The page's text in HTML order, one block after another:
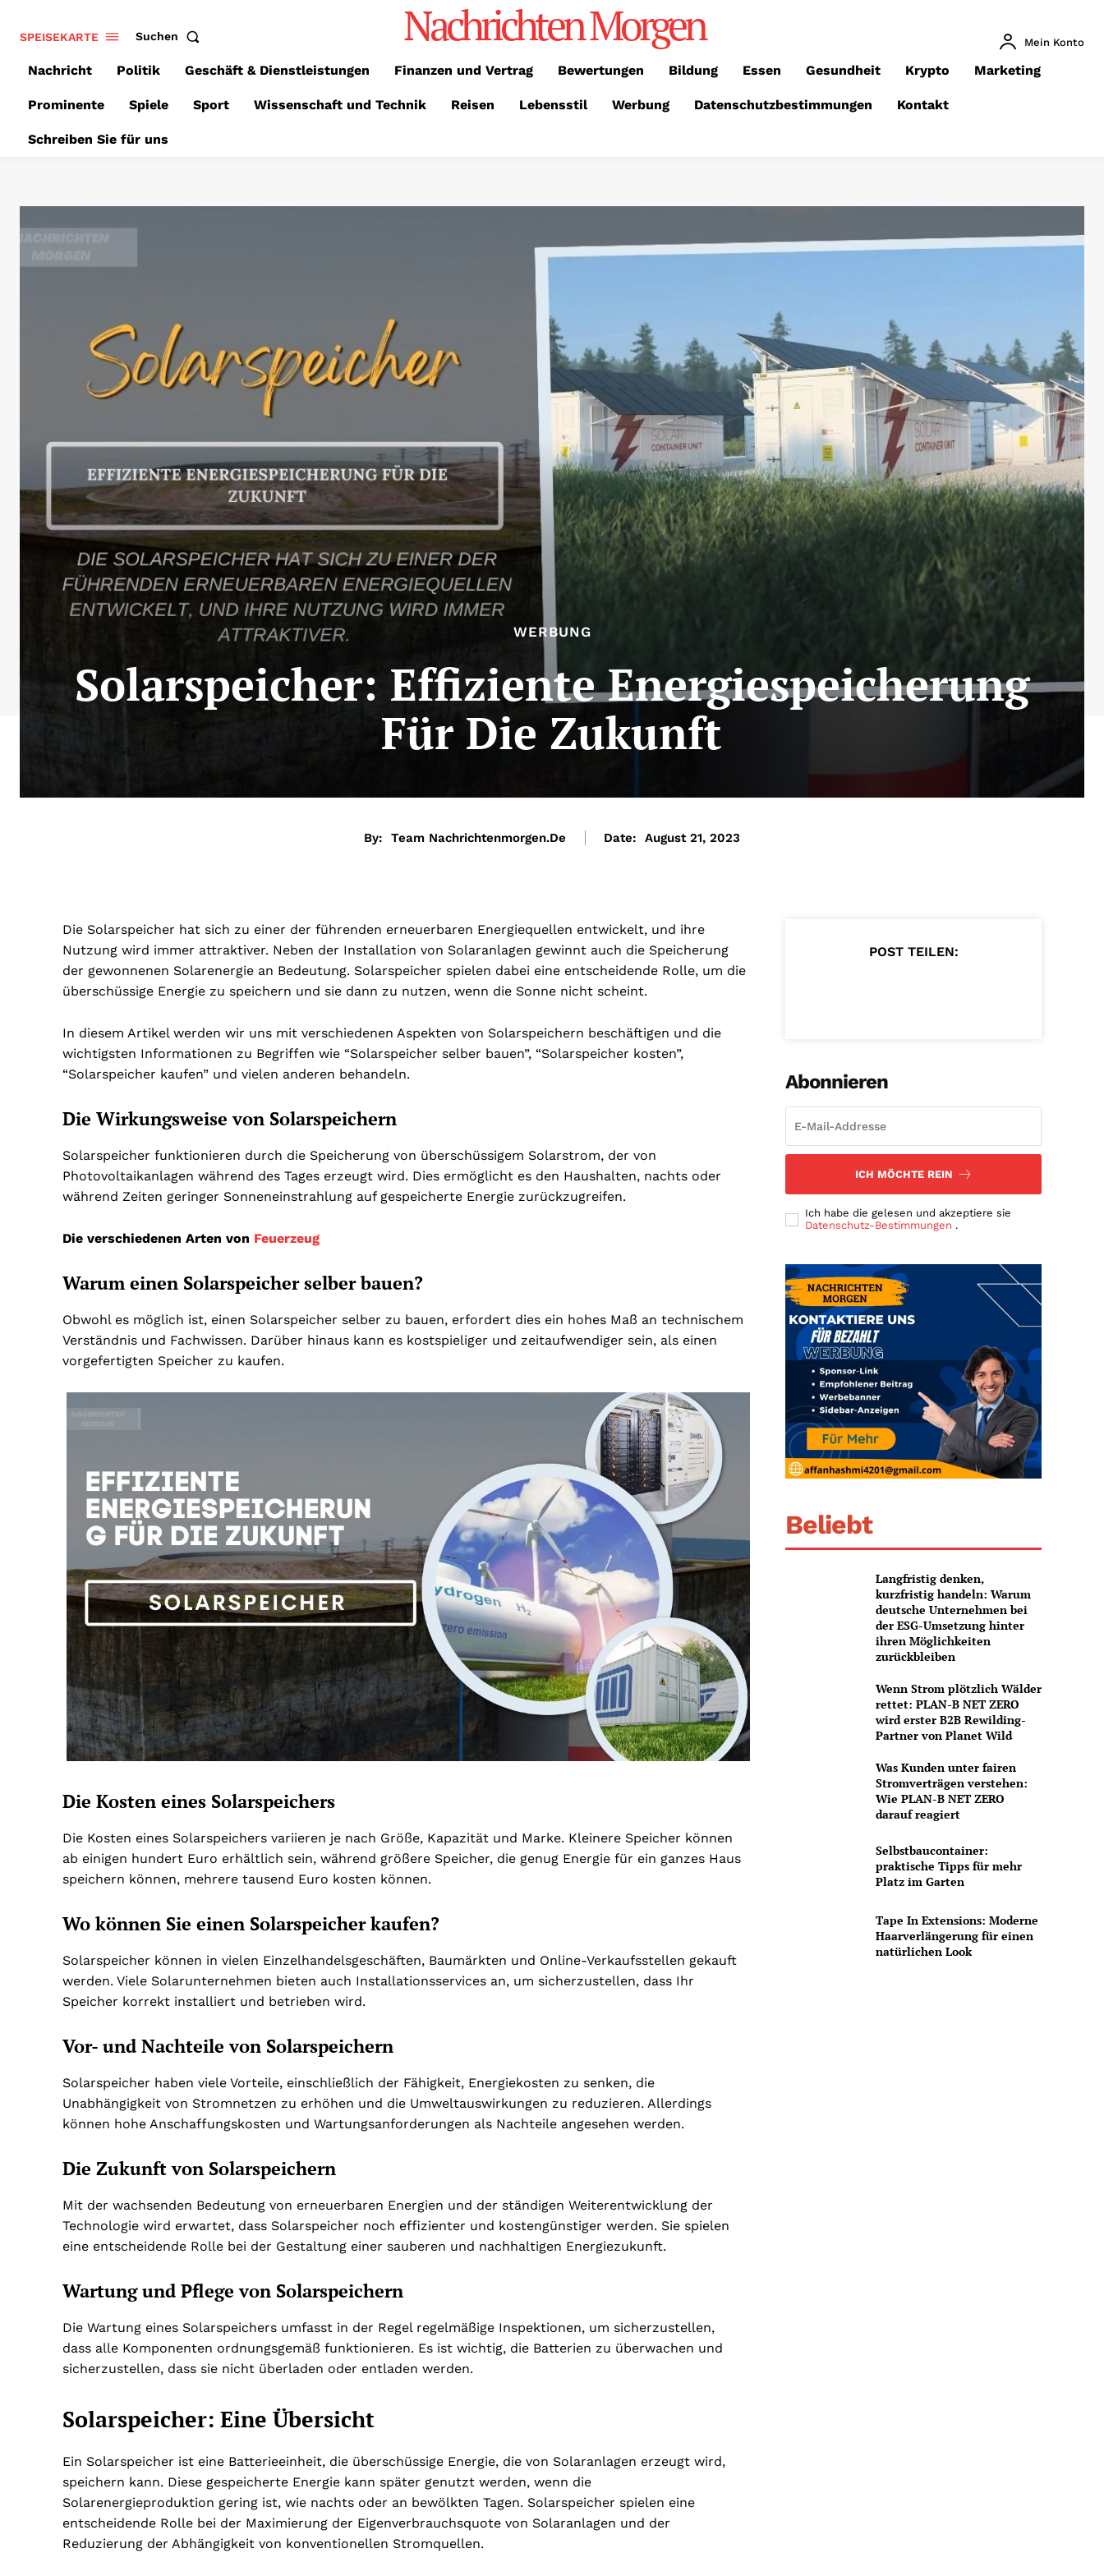
SPEISEKARTE Suchen Nachrichten Morgen Mein Konto
Nachricht Politik Geschäft & Dienstleistungen Finanzen und Vertrag Bewertungen Bildung Essen Gesundheit Krypto Marketing
Prominente Spiele Sport Wissenschaft und Technik Reisen Lebensstil Werbung Datenschutzbestimmungen Kontakt
Schreiben Sie für uns
WERBUNG
Solarspeicher: Effiziente Energiespeicherung
Für Die Zukunft
By: Team Nachrichtenmorgen.de Date: August 21, 2023
Die Solarspeicher hat sich zu einer der führenden erneuerbaren Energiequellen entwickelt, und ihre
Nutzung wird immer attraktiver. Neben der Installation von Solaranlagen gewinnt auch die Speicherung
der gewonnenen Solarenergie an Bedeutung. Solarspeicher spielen dabei eine entscheidende Rolle, um die
überschüssige Energie zu speichern und sie dann zu nutzen, wenn die Sonne nicht scheint.
In diesem Artikel werden wir uns mit verschiedenen Aspekten von Solarspeichern beschäftigen und die
wichtigsten Informationen zu Begriffen wie “Solarspeicher selber bauen”, “Solarspeicher kosten”,
“Solarspeicher kaufen” und vielen anderen behandeln.
Die Wirkungsweise von Solarspeichern
Solarspeicher funktionieren durch die Speicherung von überschüssigem Solarstrom, der von
Photovoltaikanlagen während des Tages erzeugt wird. Dies ermöglicht es den Haushalten, nachts oder
während Zeiten geringer Sonneneinstrahlung auf gespeicherte Energie zurückzugreifen.
Die verschiedenen Arten von Feuerzeug
Warum einen Solarspeicher selber bauen?
Obwohl es möglich ist, einen Solarspeicher selber zu bauen, erfordert dies ein hohes Maß an technischem
Verständnis und Fachwissen. Darüber hinaus kann es kostspieliger und zeitaufwendiger sein, als einen
vorgefertigten Speicher zu kaufen.
Die Kosten eines Solarspeichers
Die Kosten eines Solarspeichers variieren je nach Größe, Kapazität und Marke. Kleinere Speicher können
ab einigen hundert Euro erhältlich sein, während größere Speicher, die genug Energie für ein ganzes Haus
speichern können, mehrere tausend Euro kosten können.
Wo können Sie einen Solarspeicher kaufen?
Solarspeicher können in vielen Einzelhandelsgeschäften, Baumärkten und Online-Verkaufsstellen gekauft
werden. Viele Solarunternehmen bieten auch Installationsservices an, um sicherzustellen, dass Ihr
Speicher korrekt installiert und betrieben wird.
Vor- und Nachteile von Solarspeichern
Solarspeicher haben viele Vorteile, einschließlich der Fähigkeit, Energiekosten zu senken, die
Unabhängigkeit von Stromnetzen zu erhöhen und die Umweltauswirkungen zu reduzieren. Allerdings
können hohe Anschaffungskosten und Wartungsanforderungen als Nachteile angesehen werden.
Die Zukunft von Solarspeichern
Mit der wachsenden Bedeutung von erneuerbaren Energien und der ständigen Weiterentwicklung der
Technologie wird erwartet, dass Solarspeicher noch effizienter und kostengünstiger werden. Sie spielen
eine entscheidende Rolle bei der Gestaltung einer sauberen und nachhaltigen Energiezukunft.
Wartung und Pflege von Solarspeichern
Die Wartung eines Solarspeichers umfasst in der Regel regelmäßige Inspektionen, um sicherzustellen,
dass alle Komponenten ordnungsgemäß funktionieren. Es ist wichtig, die Batterien zu überwachen und
sicherzustellen, dass sie nicht überladen oder entladen werden.
Solarspeicher: Eine Übersicht
Ein Solarspeicher ist eine Batterieeinheit, die überschüssige Energie, die von Solaranlagen erzeugt wird,
speichern kann. Diese gespeicherte Energie kann später genutzt werden, wenn die
Solarenergieproduktion gering ist, wie nachts oder an bewölkten Tagen. Solarspeicher spielen eine
entscheidende Rolle bei der Maximierung der Eigenverbrauchsquote von Solaranlagen und der
Reduzierung der Abhängigkeit von konventionellen Stromquellen.
POST TEILEN:
Abonnieren
ICH MÖCHTE REIN
Ich habe die gelesen und akzeptiere sie
Datenschutz-Bestimmungen .
Beliebt
Langfristig denken,
kurzfristig handeln: Warum
deutsche Unternehmen bei
der ESG-Umsetzung hinter
ihren Möglichkeiten
zurückbleiben
Wenn Strom plötzlich Wälder
rettet: PLAN-B NET ZERO
wird erster B2B Rewilding-
Partner von Planet Wild
Was Kunden unter fairen
Stromverträgen verstehen:
Wie PLAN-B NET ZERO
darauf reagiert
Selbstbaucontainer:
praktische Tipps für mehr
Platz im Garten
Tape In Extensions: Moderne
Haarverlängerung für einen
natürlichen Look